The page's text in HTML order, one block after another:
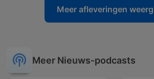
Meer afleveringen
Meer Nieuws-podcasts